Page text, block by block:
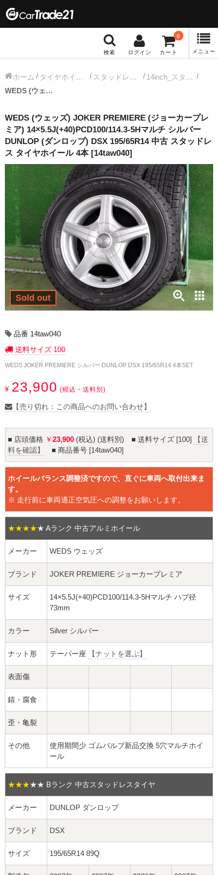
検索 ログイン カート
0
メニュー
冬タイヤホイール
13インチ：冬タイヤホイール
14インチ：冬タイヤホイール
15インチ：冬タイヤホイール
16インチ：冬タイヤホイール
17インチ：冬タイヤホイール
18インチ：冬タイヤホイール
19インチ：冬タイヤホイール
20インチ：冬タイヤホイール
13インチ：夏タイヤホイール
14インチ：夏タイヤホイール
15インチ：夏タイヤホイール
16インチ：夏タイヤホイール
17インチ：夏タイヤホイール
19インチ：夏タイヤホイール
平面座ナット
ロング平面ナット
ショート平面ナット
球面座ナット
ロング球面ナット
ショート球面ナット
ショート袋ナット
スチール鉄ホイール
持ち込み交換工賃
ホーム タイヤホイールセット スタッドレス中古タイヤホイール
14inch_スタッドレス中古タイヤホイール
WEDS (ウェッズ) JOKER PREMIERE (ジョーカープレミア) 14×5.5J(+40)PCD100/114.3-5Hマルチ シルバー DUNLOP (ダンロップ) DSX 195/65R14 中古 スタッドレス タイヤホイール 4本 [14taw040]
WEDS (ウェッズ) JOKER PREMIERE (ジョーカープレ
ミア) 14×5.5J(+40)PCD100/114.3-5Hマルチ シルバー
DUNLOP (ダンロップ) DSX 195/65R14 中古 スタッドレ
ス タイヤホイール 4本 [14taw040]
Sold out
品番 14taw040
送料サイズ 100
WEDS JOKER PREMIERE シルバー DUNLOP DSX 195/65R14 4本SET
¥ 23,900 (税込・送料別)
【売り切れ：この商品へのお問い合わせ】
■ 店頭価格 ￥23,900 (税込) (送料別) ■ 送料サイズ [100]
【送
料を確認】
■ 商品番号 [14taw040]
ホイールバランス調整済ですので、直ぐに車両へ取付出来ま
す。
※ 走行前に車両適正空気圧への調整をお願いします。
★★★★★ Aランク 中古アルミホイール
メーカー WEDS ウェッズ
ブランド JOKER PREMIERE ジョーカープレミア
サイズ
14×5.5J(+40)PCD100/114.3-5Hマルチ ハブ径
73mm
カラー Silver シルバー
ナット形 テーパー座 【ナットを選ぶ】
表面傷
錆・腐食
歪・亀裂
その他
使用期間少 ゴムバルブ新品交換 5穴マルチホイ
ール
★★★★★ Bランク 中古スタッドレスタイヤ
メーカー DUNLOP ダンロップ
ブランド DSX
サイズ 195/65R14 89Q